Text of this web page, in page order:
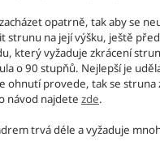
opatrně, tak aby se
strunu na její výšku, ještě
který vyžaduje zkrácení
o 90 stupňů. Nejlepší je
ohnutí provede, tak se struna
návod najdete zde.
trvá déle a vyžaduje